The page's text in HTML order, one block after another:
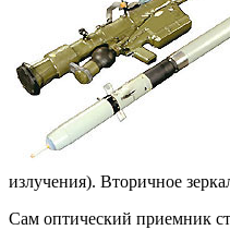
излучения). Вторичное
Сам оптический приемник